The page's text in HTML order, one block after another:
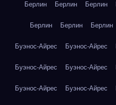
Берлин Берлин Берлин
Берлин Берлин Берлин
Буэнос-Айрес Буэнос-Айрес
Буэнос-Айрес Буэнос-Айрес
Буэнос-Айрес Буэнос-Айрес